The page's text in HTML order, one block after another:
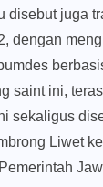
disebut juga
dengan
saint ini,
sekaligus
Liwet